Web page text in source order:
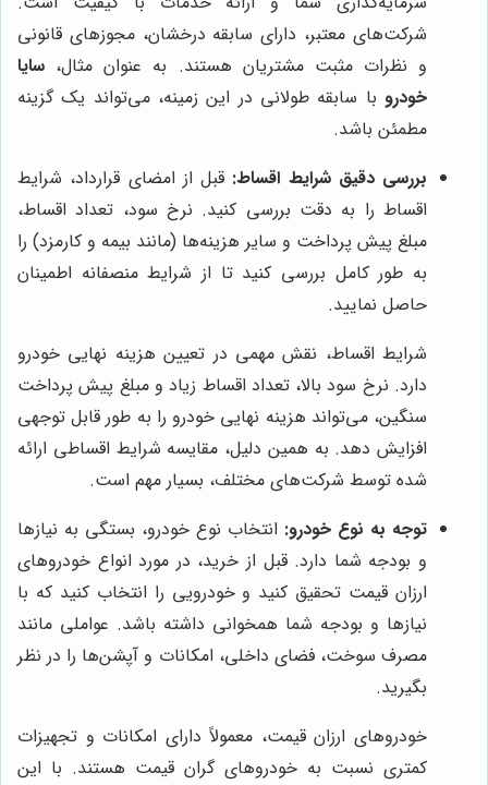
شرکت‌های معتبر، دارای سابقه درخشان، مجوزهای قانونی
و نظرات مثبت مشتریان هستند. به عنوان مثال، سایا
خودرو با سابقه طولانی در این زمینه، می‌تواند یک گزینه
مطمئن باشد.
بررسی دقیق شرایط اقساط: قبل از امضای قرارداد، شرایط
اقساط را به دقت بررسی کنید. نرخ سود، تعداد اقساط،
مبلغ پیش پرداخت و سایر هزینه‌ها (مانند بیمه و کارمزد) را
به طور کامل بررسی کنید تا از شرایط منصفانه اطمینان
حاصل نمایید.
شرایط اقساط، نقش مهمی در تعیین هزینه نهایی خودرو
دارد. نرخ سود بالا، تعداد اقساط زیاد و مبلغ پیش پرداخت
سنگین، می‌تواند هزینه نهایی خودرو را به طور قابل توجهی
افزایش دهد. به همین دلیل، مقایسه شرایط اقساطی ارائه
شده توسط شرکت‌های مختلف، بسیار مهم است.
توجه به نوع خودرو: انتخاب نوع خودرو، بستگی به نیازها
و بودجه شما دارد. قبل از خرید، در مورد انواع خودروهای
ارزان قیمت تحقیق کنید و خودرویی را انتخاب کنید که با
نیازها و بودجه شما همخوانی داشته باشد. عواملی مانند
مصرف سوخت، فضای داخلی، امکانات و آپشن‌ها را در نظر
بگیرید.
خودروهای ارزان قیمت، معمولاً دارای امکانات و تجهیزات
کمتری نسبت به خودروهای گران قیمت هستند. با این